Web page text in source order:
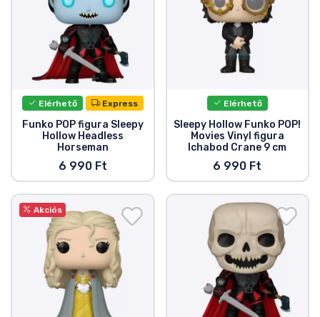
Elérhető Express
Funko POP figura Sleepy
Hollow Headless
Horseman
6 990 Ft
Elérhető
Sleepy Hollow Funko POP!
Movies Vinyl figura
Ichabod Crane 9 cm
6 990 Ft
Akciós
Szállítás és fizetés
Sorozatos cuccok
Filmes cuccok
Mesés cuccok
Animés cuccok
Gamer cuccok
Sportos cuccok
Zenés cuccok